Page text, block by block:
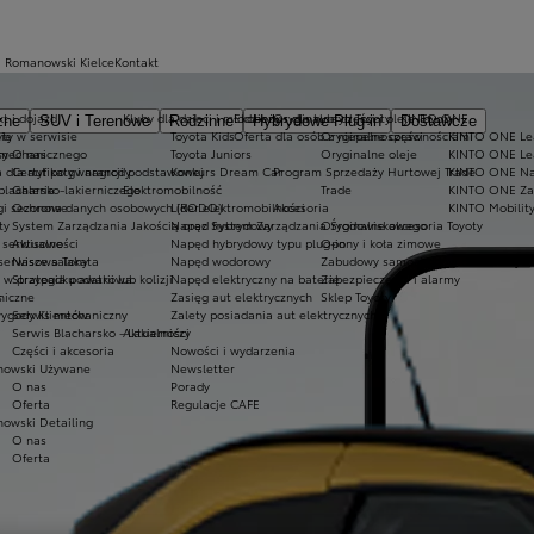
SUV i Terenowe Rodzinne Hybrydowe Plug-in
Dostawcze
Ekobonus dla hybryd Toyoty
Oferta dla osób z niepełnosprawnościami
Kluby dla dzieci i młodzieży
Toyota Kids
Toyota Juniors
Konkurs Dream Car
Elektromobilność
Lider elektromobilności
Napęd hybrydowy
Napęd hybrydowy typu plug-in
Napęd wodorowy
Napęd elektryczny na baterię
Zasięg aut elektrycznych
Zalety posiadania aut elektrycznych
Aktualności
Nowości i wydarzenia
Newsletter
Porady
Regulacje CAFE
KINTO ONE
KINTO ONE
KINTO ONE
KINTO ONE
KINTO ONE
KINTO Mobility
w serwisie
dla aut po gwarancji podstawowej
lakierniczego
sezonowe
serwisowe
Takata
w przypadku awarii lub kolizji
Klientów
Oryginalne części i oleje Toyoty
Oryginalne części
Oryginalne oleje
Program Sprzedaży Hurtowej Trade
Trade
Akcesoria
Oryginalne akcesoria Toyoty
Opony i koła zimowe
Zabudowy samochodów dostawczych
Zabezpieczenia i alarmy
Sklep Toyoty
Romanowski Kielce
i dojazd
O nas
Certyfikaty i nagrody
Galeria
Ochrona danych osobowych (RODO)
System Zarządzania Jakością oraz System Zarządzania Środowiskowego
Aktualności
Nasze salony
Strategia podatkowa
Serwis mechaniczny
Serwis Blacharsko - Lakierniczy
Części i akcesoria
Używane
O nas
Oferta
Detailing
O nas
Oferta
Kontakt